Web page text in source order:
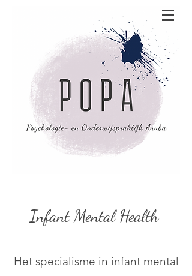
Infant Mental Health
Het specialisme in infant mental